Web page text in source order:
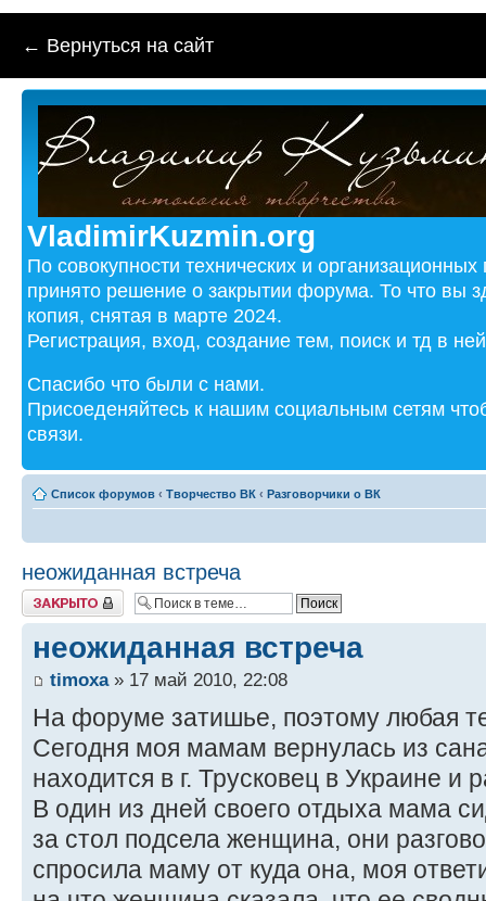
← Вернуться на сайт
VladimirKuzmin.org
По совокупности технических и
принято решение о закрытии форума. То что вы
копия, снятая в марте 2024.
Регистрация, вход, создание тем, поиск и тд в
Спасибо что были с нами.
Присоеденяйтесь к нашим социальным сетям
связи.
Список форумов ‹ Творчество ВК ‹ Разговорчики о ВК
неожиданная встреча
Закрыто
неожиданная встреча
timoxa» 17 май 2010, 22:08
На форуме затишье, поэтому любая
Сегодня моя мамам вернулась из
находится в г. Трусковец в Украине и
В один из дней своего отдыха мама
за стол подсела женщина, они
спросила маму от куда она, моя